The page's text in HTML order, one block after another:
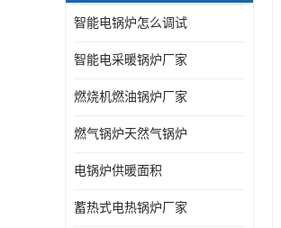
智能电锅炉怎么调试
智能电采暖锅炉厂家
燃烧机燃油锅炉厂家
燃气锅炉天然气锅炉
电锅炉供暖面积
蓄热式电热锅炉厂家